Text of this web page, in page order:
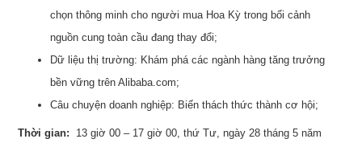
chọn thông minh cho người mua Hoa Kỳ trong bối cảnh
nguồn cung toàn cầu đang thay đổi;
Dữ liệu thị trường: Khám phá các ngành hàng tăng trưởng
bền vững trên Alibaba.com;
Câu chuyện doanh nghiệp: Biến thách thức thành cơ hội;
Thời gian:
13 giờ 00 – 17 giờ 00, thứ Tư, ngày 28 tháng 5 năm